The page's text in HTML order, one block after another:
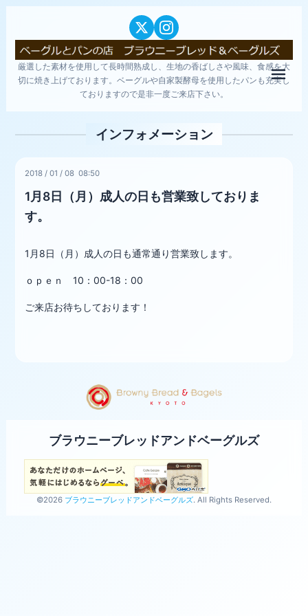
厳選した素材を使用して長時間熟成し、生地の香ばしさや風味、食感を大
切に焼き上げております。ベーグルや自家製酵母を使用したパンも充実し
ておりますので是非一度ご来店下さい。
メ
インフォメーション
2018 /01 /08 08:50
1月8日（月）成人の日も営業致しておりま
す。
1月8日（月）成人の日も通常通り営業致します。
ｏｐｅｎ 10：00-18：00
ご来店お待ちしております！
ブラウニーブレッドアンドベーグルズ
©2026 ブラウニーブレッドアンドベーグルズ. All Rights Reserved.